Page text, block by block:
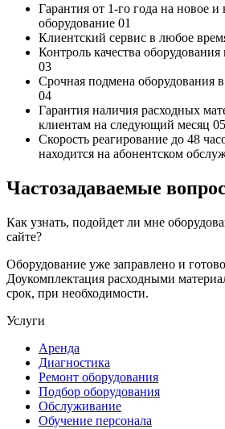
Гарантия от 1-го года на новое и
оборудование 01
Клиентский сервис в любое
Контроль качества оборудования
03
Срочная подмена оборудования
04
Гарантия наличия расходных
клиентам на следующий месяц 05
Скорость реагирование до 48
находится на абонентском
Частозадаваемые
Как узнать, подойдет ли мне
сайте?
Оборудование уже заправлено и
Доукомплектация расходными
срок, при необходимости.
Услуги
Аренда
Диагностика
Ремонт оборудования
Подбор оборудования
Обслуживание
Обучение персонала